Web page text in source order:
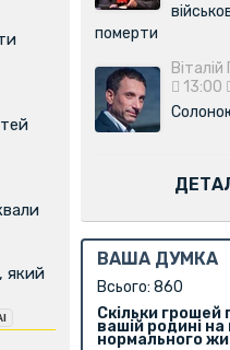
який
померти
13:00
ВАША ДУМКА
Всього: 860
Скільки грошей
вашій родині на
нормального